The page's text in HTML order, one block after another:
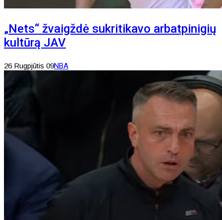
„Nets“ žvaigždė sukritikavo arbatpinigių
kultūrą JAV
26 Rugpjūtis 09NBA